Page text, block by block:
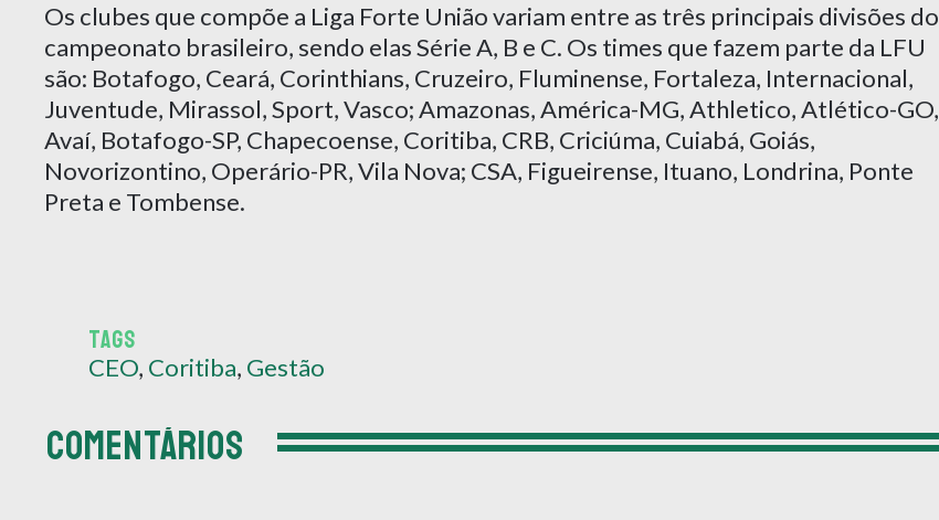
Os clubes que compõe a Liga Forte União variam entre as três principais divisões do
campeonato brasileiro, sendo elas Série A, B e C. Os times que fazem parte da LFU
são: Botafogo, Ceará, Corinthians, Cruzeiro, Fluminense, Fortaleza, Internacional,
Juventude, Mirassol, Sport, Vasco; Amazonas, América-MG, Athletico, Atlético-GO,
Avaí, Botafogo-SP, Chapecoense, Coritiba, CRB, Criciúma, Cuiabá, Goiás,
Novorizontino, Operário-PR, Vila Nova; CSA, Figueirense, Ituano, Londrina, Ponte
Preta e Tombense.
TAGS
CEO, Coritiba, Gestão
COMENTÁRIOS